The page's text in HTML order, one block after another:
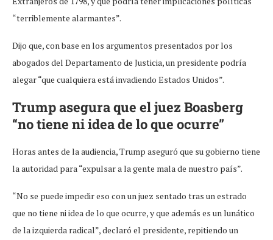
“terriblemente alarmantes”.
Dijo que, con base en los argumentos presentados por los
abogados del Departamento de Justicia, un presidente podría
alegar “que cualquiera está invadiendo Estados Unidos”.
Trump asegura que el juez Boasberg
“no tiene ni idea de lo que ocurre”
Horas antes de la audiencia, Trump aseguró que su gobierno tiene
la autoridad para “expulsar a la gente mala de nuestro país”.
“No se puede impedir eso con un juez sentado tras un estrado
que no tiene ni idea de lo que ocurre, y que además es un lunático
de la izquierda radical”, declaró el presidente, repitiendo un